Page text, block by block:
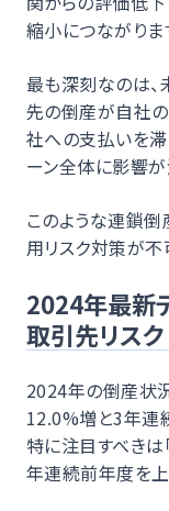
縮小につながりま
最も深刻なのは、
先の倒産が自社
社への支払いを滞
ーン全体に影響が
このような連鎖
用リスク対策が不
2024年最新
取引先リスク
2024年の倒産状
12.0%増と3年連
特に注目すべき
年連続前年度を上